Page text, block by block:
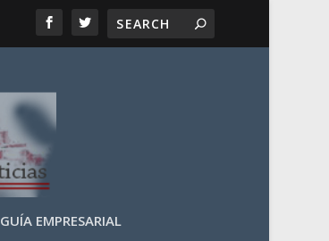
GUÍA EMPRESARIAL
LOGIN USER TTN